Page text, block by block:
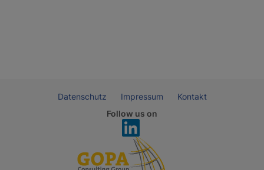
Datenschutz Impressum
Kontakt
Follow us on